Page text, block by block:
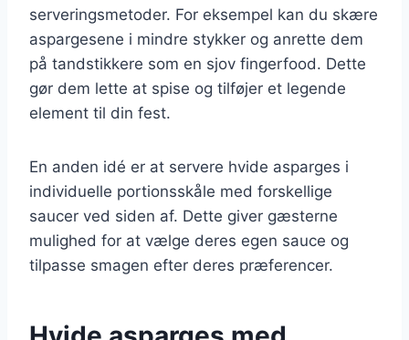
serveringsmetoder. For eksempel kan du skære
aspargesene i mindre stykker og anrette dem
på tandstikkere som en sjov fingerfood. Dette
gør dem lette at spise og tilføjer et legende
element til din fest.
En anden idé er at servere hvide asparges i
individuelle portionsskåle med forskellige
saucer ved siden af. Dette giver gæsterne
mulighed for at vælge deres egen sauce og
tilpasse smagen efter deres præferencer.